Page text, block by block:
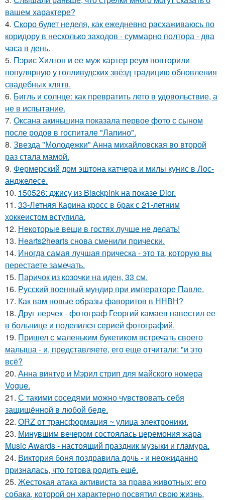
вашем характере?
4. Скоро будет неделя, как ежедневно расхаживаюсь по
коридору в несколько заходов - суммарно полтора - два
часа в день.
5. Пэрис Хилтон и ее муж картер реум повторили
популярную у голливудских звёзд традицию обновления
свадебных клятв.
6. Бигль и солнце: как превратить лето в удовольствие, а
не в испытание.
7. Оксана акиньшина показала первое фото с сыном
после родов в госпитале "Лапино".
8. Звезда "Молодежки" Анна михайловская во второй
раз стала мамой.
9. Фермерский дом эштона катчера и милы кунис в Лос-
анджелесе.
10. 150526: джису из Blackpink на показе Dior.
11. 33-Летняя Карина кросс в брак с 21-летним
хоккеистом вступила.
12. Некоторые вещи в гостях лучше не делать!
13. Hearts2hearts снова сменили прически.
14. Иногда самая лучшая прическа - это та, которую вы
перестаете замечать.
15. Паричок из козочки на иден, 33 см.
16. Русский военный мундир при императоре Павле.
17. Как вам новые образы фаворитов в ННВН?
18. Друг лерчек - фотограф Георгий камаев навестил ее
в больнице и поделился серией фотографий.
19. Пришел с маленьким букетиком встречать своего
малыша - и, представляете, его еще отчитали: "и это
всё?
20. Анна винтур и Мэрил стрип для майского номера
Vogue.
21. С такими соседями можно чувствовать себя
защищённой в любой беде.
22. ORZ от трансформация ~ улица электроники.
23. Минувшим вечером состоялась церемония жара
Music Awards - настоящий праздник музыки и гламура.
24. Виктория боня поздравила дочь - и неожиданно
призналась, что готова родить ещё.
25. Жестокая атака активиста за права животных: его
собака, которой он характерно посвятил свою жизнь,